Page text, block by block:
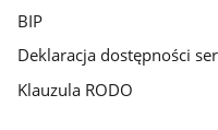
BIP
Deklaracja dostępności
Klauzula RODO